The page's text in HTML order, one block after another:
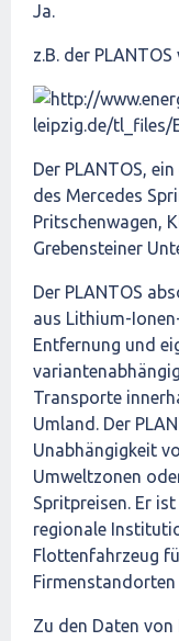
Ja.
z.B. der
Der PLANTOS,
des Mercedes
Pritschenwagen,
Grebensteiner
Der PLANTOS
aus Lithium-
Entfernung und
Transporte
Umland. Der
Unabhängigkeit
Umweltzonen
Spritpreisen. Er
regionale
Flottenfahrzeug
Firmenstandorten
Zu den Daten von